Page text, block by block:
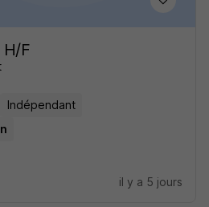
H/F
Indépendant
il y a 5 jours